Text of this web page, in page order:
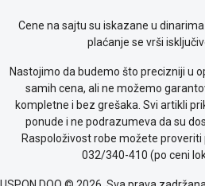
Cene na sajtu su iskazane u
plaćanje se vrši
Nastojimo da budemo što precizniji u
samih cena, ali ne možemo
kompletne i bez grešaka. Svi artikli
ponude i ne podrazumeva da su
Raspoloživost robe možete proveriti
032/340-410 (po ceni